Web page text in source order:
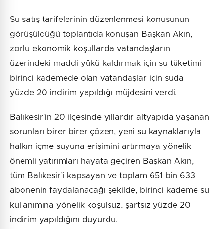
Su satış tarifelerinin düzenlenmesi konusunun
görüşüldüğü toplantıda konuşan Başkan Akın,
zorlu ekonomik koşullarda vatandaşların
üzerindeki maddi yükü kaldırmak için su tüketimi
birinci kademede olan vatandaşlar için suda
yüzde 20 indirim yapıldığı müjdesini verdi.
Balıkesir’in 20 ilçesinde yıllardır altyapıda yaşanan
sorunları birer birer çözen, yeni su kaynaklarıyla
halkın içme suyuna erişimini artırmaya yönelik
önemli yatırımları hayata geçiren Başkan Akın,
tüm Balıkesir’i kapsayan ve toplam 651 bin 633
abonenin faydalanacağı şekilde, birinci kademe su
kullanımına yönelik koşulsuz, şartsız yüzde 20
indirim yapıldığını duyurdu.